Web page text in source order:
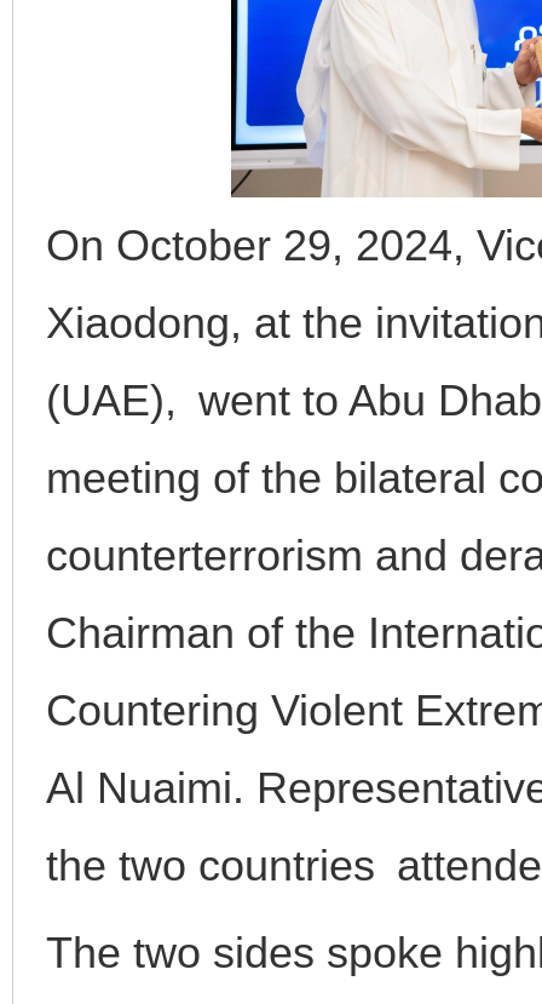
On October 29, 2024,
Xiaodong, at the
(UAE), went to Abu
meeting of the bilateral
counterterrorism and
Chairman of the
Countering Violent
Al Nuaimi.
the two countries
The two sides spoke